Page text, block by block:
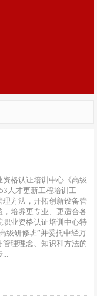
格认证培训中心《高级
人才更新工程培训工
方法，开拓创新设备管
培养更专业、更适合各
业资格认证培训中心特
级研修班”并委托中经万
理理念、知识和方法的
...